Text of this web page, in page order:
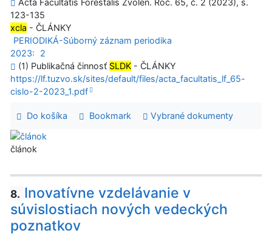
Acta Facultatis Forestalis Zvolen. Roč. 65, č. 2 (2023), s.
123-135
xcla - ČLÁNKY
PERIODIKÁ-Súborný záznam periodika
2023:
2
(1) Publikačná činnosť SLDK - ČLÁNKY
https://lf.tuzvo.sk/sites/default/files/acta_facultatis_lf_65-
cislo-2-2023_1.pdf
Do košíka Bookmark Vybrané dokumenty
článok
8. Inovatívne vzdelávanie v
súvislostiach nových vedeckých
poznatkov